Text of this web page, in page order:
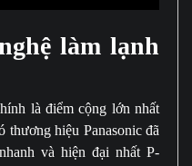
làm lạnh
là điểm cộng lớn nhất
thương hiệu Panasonic đã
và hiện đại nhất P-